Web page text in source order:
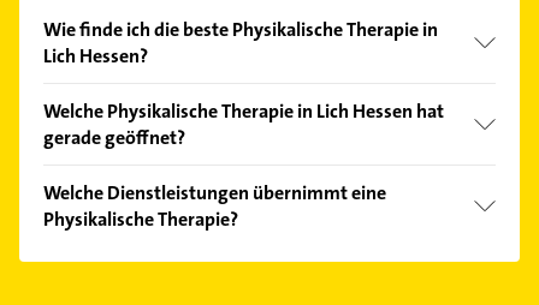
Wie finde ich die beste Physikalische Therapie in
Lich Hessen?
Kundenmeinungen und profitieren Sie von den
Empfehlungen. Die Suchergebnisse können Sie sich
Welche Physikalische Therapie in Lich Hessen hat
gerade geöffnet?
Bitte beachten Sie, dass diese an Sonn- und
Feiertagen abweichen können.
Welche Dienstleistungen übernimmt eine
Physikalische Therapie?
Folgende Leistungen werden angeboten: